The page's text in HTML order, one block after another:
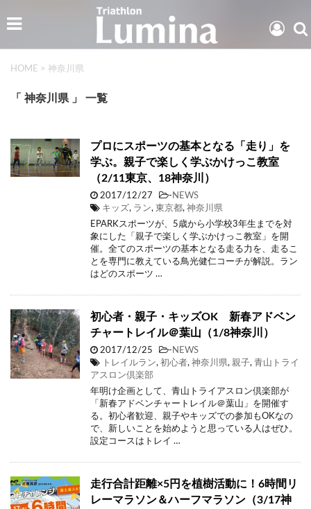
HOME > 神奈川県
「 神奈川県 」 一覧
プロにスポーツの基本となる「走り」を
学ぶ。親子で楽しく学ぶかけっこ教室
（2/11東京、18神奈川）
2017/12/27 - NEWS
キッズ, ラン, 東京都, 神奈川県
EPARKスポーツが、5歳から小学校3年生までを対
象にした「親子で楽しく学ぶかけっこ教室」を開
催。全てのスポーツの基本となる走る力を、走るこ
とを専門に教えている鳥光健仁コーチが解説。ラン
はどのスポーツ …
初心者・親子・キッズOK 新春アドベン
チャートレイル＠葉山（1/8神奈川）
2017/12/25 - NEWS
トレイルラン, 初心者, 神奈川県, 親子, 青山トライ
アスロン倶楽部
年明け企画として、青山トライアスロン倶楽部が
「新春アドベンチャートレイル＠葉山」を開催す
る。初心者歓迎、親子やキッズでの参加もOKなの
で、新しいことを始めようと思っている人はぜひ。
設定コースはトレイ …
走行合計距離×5円を植樹活動に！6時間リ
レーマラソン＆ハーフマラソン（3/17神